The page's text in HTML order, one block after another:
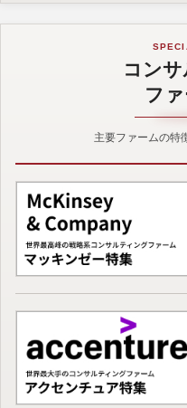
コン
フ
主要ファームの特